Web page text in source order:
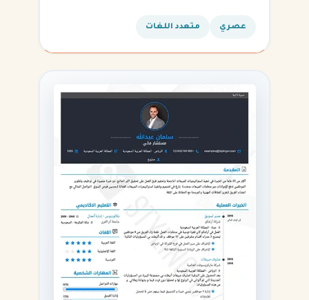
عصري متعدد اللغات